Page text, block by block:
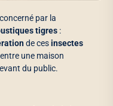
par la
tigres :
de cesinsectes
une maison
du public.